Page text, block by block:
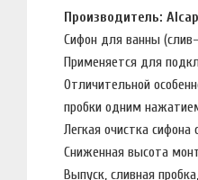
Производитель:
Сифон для ванны
Применяется для
Отличительной
пробки одним
Легкая очистка
Сниженная высота
Выпуск, сливная